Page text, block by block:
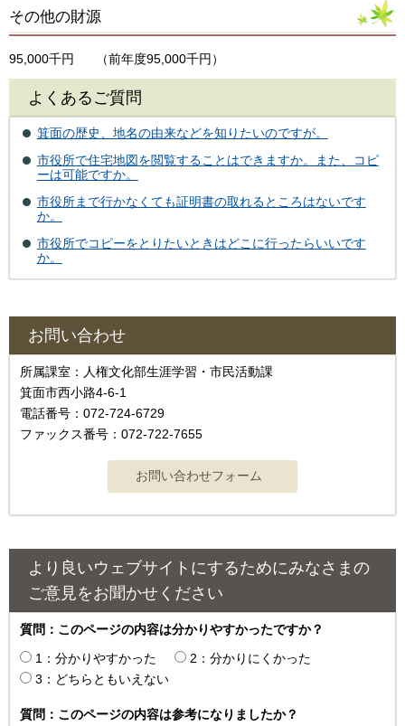
その他の財源
95,000千円 （前年度95,000千円）
よくあるご質問
箕面の歴史、地名の由来などを知りたいのですが。
市役所で住宅地図を閲覧することはできますか。また、コピ
ーは可能ですか。
市役所まで行かなくても証明書の取れるところはないです
か。
市役所でコピーをとりたいときはどこに行ったらいいです
か。
お問い合わせ
所属課室：人権文化部生涯学習・市民活動課
箕面市西小路4‐6‐1
電話番号：072-724-6729
ファックス番号：072-722-7655
より良いウェブサイトにするためにみなさまの
ご意見をお聞かせください
質問：このページの内容は分かりやすかったですか？
1：分かりやすかった
2：分かりにくかった
3：どちらともいえない
質問：このページの内容は参考になりましたか？